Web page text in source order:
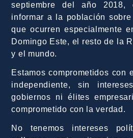
septiembre del año
informar a la población
que ocurren especialmente
Domingo Este, el resto de la
y el mundo.
Estamos comprometidos con
independiente, sin
gobiernos ni élites
comprometido con la verdad.
No tenemos intereses